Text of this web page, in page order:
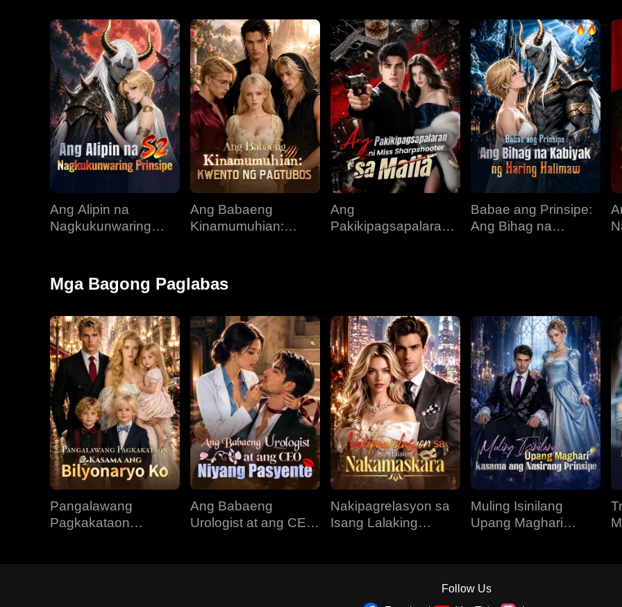
Ang Alipin na
Nagkukunwaring
Ang Babaeng
Kinamumuhian:
Ang
Pakikipagsapalaran
Babae ang Prinsipe:
Ang Bihag na
Mga Bagong Paglabas
Pangalawang
Pagkakataon
Ang Babaeng
Urologist at ang CEO
Nakipagrelasyon sa
Isang Lalaking
Muling Isinilang
Upang Maghari
Follow Us